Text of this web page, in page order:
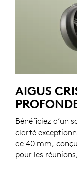
AIGUS
Bénéficiez d’un
clarté
de 40 mm,
pour les